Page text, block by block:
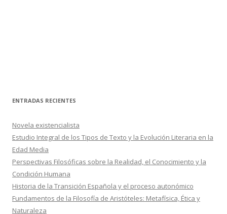
ENTRADAS RECIENTES
Novela existencialista
Estudio Integral de los Tipos de Texto y la Evolución Literaria en la
Edad Media
Perspectivas Filosóficas sobre la Realidad, el Conocimiento y la
Condición Humana
Historia de la Transición Española y el proceso autonómico
Fundamentos de la Filosofía de Aristóteles: Metafísica, Ética y
Naturaleza